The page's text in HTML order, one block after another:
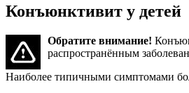
Конъюнктивит у детей
Обратите внимание!
распространённым
Наиболее типичными симптомами